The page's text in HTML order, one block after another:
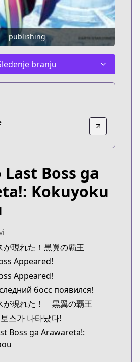
publishing
branju
earthstar.jp/detail/
Boss ga
Kokuyoku
が現れた！黒翼の覇王
Appeared!
Appeared!
босс появился!
が現れた！ 黒翼の覇王
스가 나타났다!
Boss ga Arawareta!: